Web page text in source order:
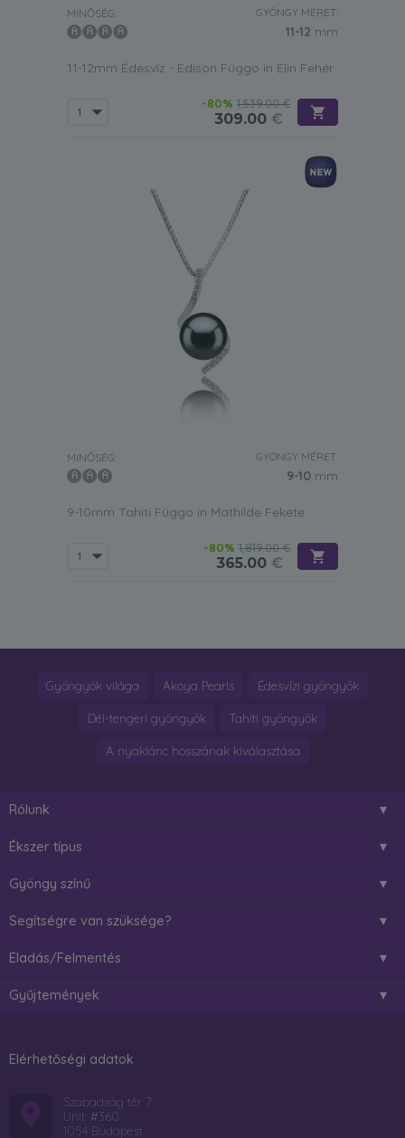
MINŐSÉG: GYÖNGY MÉRET:
11-12 mm
11-12mm Édesvíz - Edison Függo in Elin Fehér
-80% 1,539.00 €
309.00 €
MINŐSÉG: GYÖNGY MÉRET:
9-10 mm
9-10mm Tahiti Függo in Mathilde Fekete
-80% 1,819.00 €
365.00 €
Gyöngyök világa Akoya Pearls Édesvízi gyöngyök
Dél-tengeri gyöngyök Tahiti gyöngyök
A nyaklánc hosszának kiválasztása
Rólunk
Ékszer típus
Gyöngy színű
Segítségre van szüksége?
Eladás/Felmentés
Gyűjtemények
Elérhetőségi adatok
Szabadság tér 7
Unit: #360
1054 Budapest